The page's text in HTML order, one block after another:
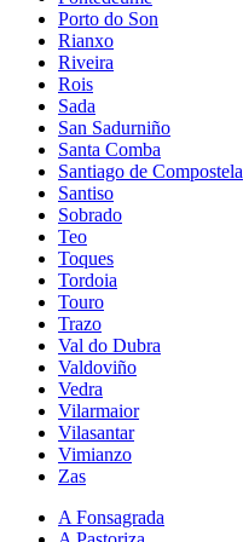
Porto do Son
Rianxo
Riveira
Rois
Sada
San Sadurniño
Santa Comba
Santiago de Compostela
Santiso
Sobrado
Teo
Toques
Tordoia
Touro
Trazo
Val do Dubra
Valdoviño
Vedra
Vilarmaior
Vilasantar
Vimianzo
Zas
A Fonsagrada